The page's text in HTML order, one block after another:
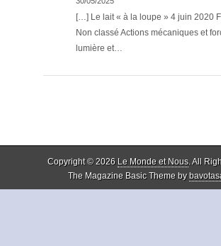
[…] Le lait « à la loupe » 4 juin 2020
Non classé Actions mécaniques et
lumière et…
Copyright © 2026 Le Monde et Nous. All
The Magazine Basic Theme by